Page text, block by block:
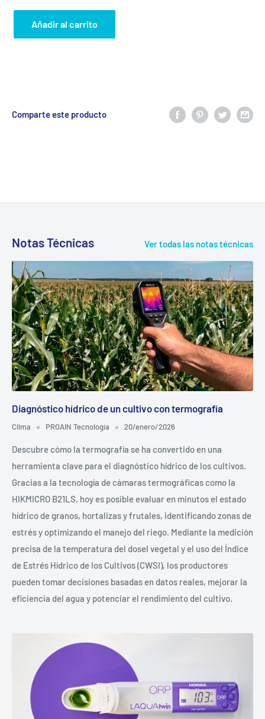
Añadir al carrito
Comparte este producto
Notas Técnicas Ver todas las notas técnicas
Diagnóstico hídrico de un cultivo con termografía
Clima PROAIN Tecnología 20/enero/2026
Descubre cómo la termografía se ha convertido en una
herramienta clave para el diagnóstico hídrico de los cultivos.
Gracias a la tecnología de cámaras termográficas como la
HIKMICRO B21LS, hoy es posible evaluar en minutos el estado
hídrico de granos, hortalizas y frutales, identificando zonas de
estrés y optimizando el manejo del riego. Mediante la medición
precisa de la temperatura del dosel vegetal y el uso del Índice
de Estrés Hídrico de los Cultivos (CWSI), los productores
pueden tomar decisiones basadas en datos reales, mejorar la
eficiencia del agua y potenciar el rendimiento del cultivo.